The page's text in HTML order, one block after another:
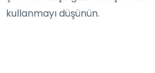
kullanmayı düşünün.